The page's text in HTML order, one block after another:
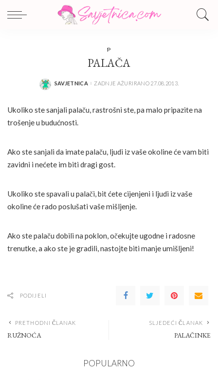
P
PALAČA
POSTED
SAVJETNICA ZADNJE AŽURIRANO 27.08.2013.
Ukoliko ste sanjali palaču, rastrošni ste, pa malo pripazite na
trošenje u budućnosti.
Ako ste sanjali da imate palaču, ljudi iz vaše okoline će vam biti
zavidni i nećete im biti dragi gost.
Ukoliko ste spavali u palači, bit ćete cijenjeni i ljudi iz vaše
okoline će rado poslušati vaše mišljenje.
Ako ste palaču dobili na poklon, očekujte ugodne i radosne
trenutke, a ako ste je gradili, nastojte biti manje umišljeni!
PODIJELI
PRETHODNI ČLANAK
RUŽNOĆA
SLJEDEĆI ČLANAK
PALAČINKE
POPULARNO